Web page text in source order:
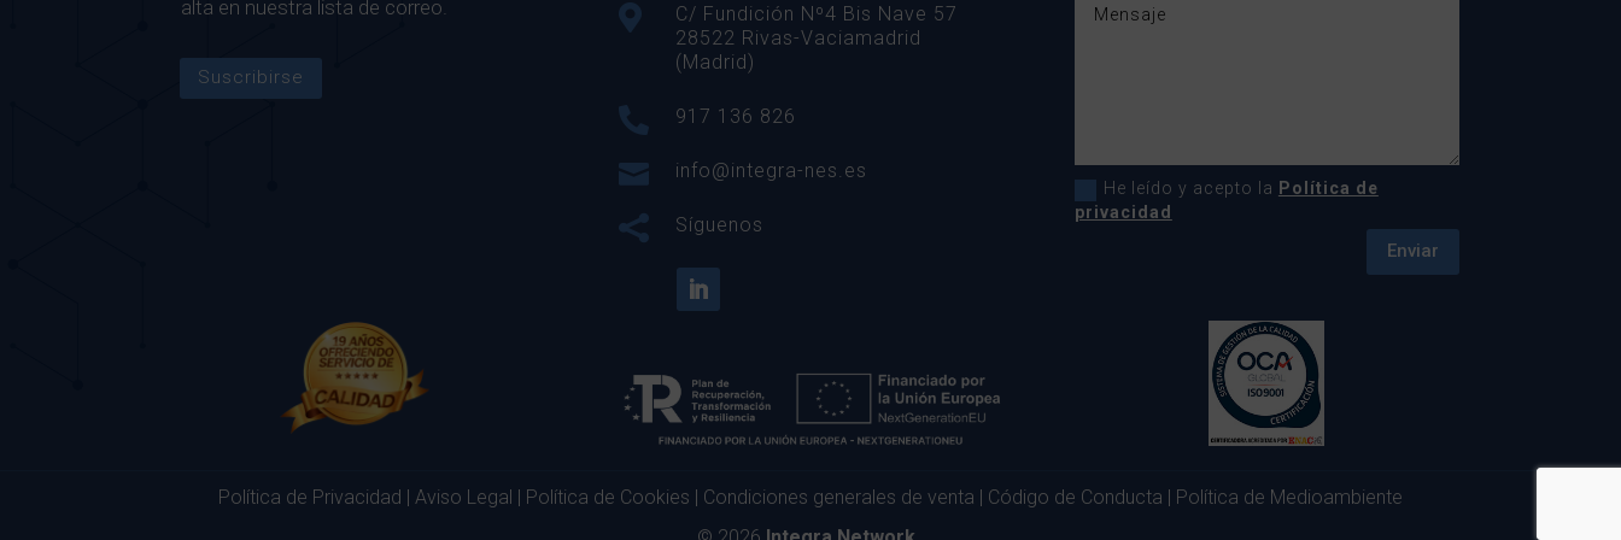
alta en nuestra lista de correo.
Suscribirse

C/ Fundición Nº4 Bis Nave 57
28522 Rivas-Vaciamadrid
(Madrid)
 917 136 826
 info@integra-nes.es
 Síguenos
He leído y acepto la Política de
privacidad
Enviar
Política de Privacidad | Aviso Legal | Política de Cookies | Condiciones generales de venta | Código de Conducta | Política de Medioambiente